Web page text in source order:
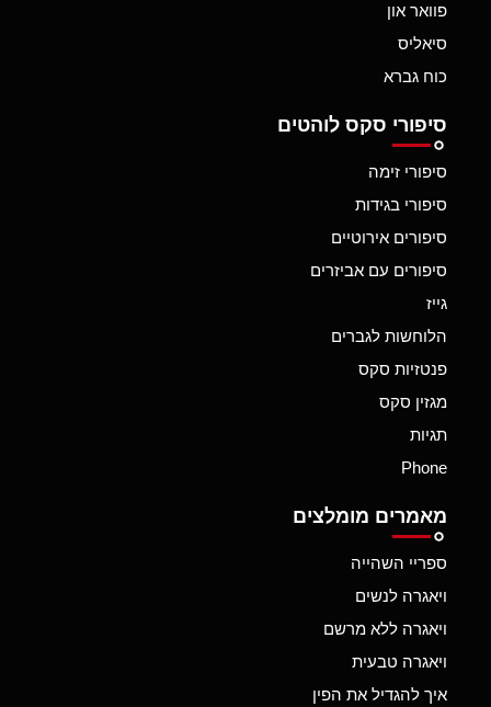
פוואר און
סיאליס
כוח גברא
סיפורי סקס לוהטים
סיפורי זימה
סיפורי בגידות
סיפורים אירוטיים
סיפורים עם אביזרים
גייז
הלוחשות לגברים
פנטזיות סקס
מגזין סקס
תגיות
Phone
מאמרים מומלצים
ספריי השהייה
ויאגרה לנשים
ויאגרה ללא מרשם
ויאגרה טבעית
איך להגדיל את הפין